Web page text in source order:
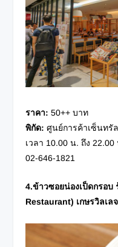
ราคา:50++ บาท
พิกัด: ศูนย์การค้าเซ็นทรั
เวลา 10.00 น. ถึง
02-646-1821
4.ข้าวซอยน่องเป็ดกรอบ
Restaurant) เกษรวิลเลจ